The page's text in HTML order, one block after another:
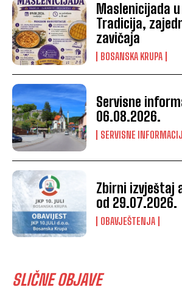
Maslenicijada
Tradicija,
zavičaja
BOSANSKA KRUPA
Servisne
06.08.2026.
SERVISNE
Zbirni izvještaj
od 29.07.2026.
OBAVJEŠTENJA
SLIČNE OBJAVE